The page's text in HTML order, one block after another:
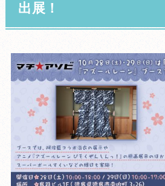
出展！